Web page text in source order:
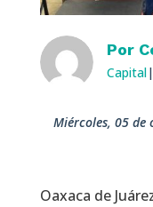
Por
Capital|
miércoles, 05
Oaxaca de